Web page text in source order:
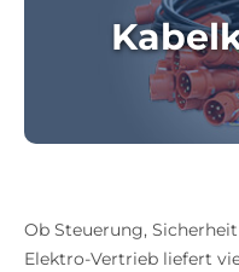
Ob Steuerung,
Elektro-Vertrieb liefert